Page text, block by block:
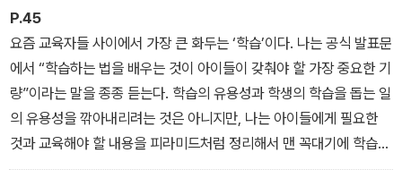
쓰기 능력이 있다면 보고서를 작성할 수 있다. 뿐만 아니라 새로운 방
식으로 정보를 결합하거나 분석하거나 변형할 수 있다.
P.45
요즘 교육자들 사이에서 가장 큰 화두는 ‘학습’이다. 나는 공식 발표문
에서 “학습하는 법을 배우는 것이 아이들이 갖춰야 할 가장 중요한 기
량”이라는 말을 종종 듣는다. 학습의 유용성과 학생의 학습을 돕는 일
의 유용성을 깎아내리려는 것은 아니지만, 나는 아이들에게 필요한
것과 교육해야 할 내용을 피라미드처럼 정리해서 맨 꼭대기에 학습을
올려놓는 것은 잘못이라고 생각한다. 무엇인가를 ‘실현’하는 것은 모